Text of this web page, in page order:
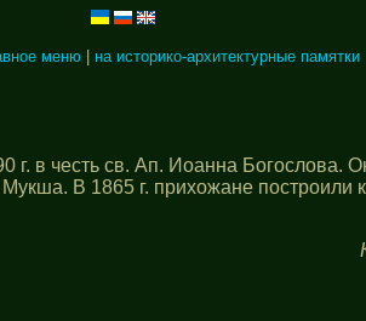
меню на историко-архитектурные памятки
г. в честь св. Ап. Иоанна
В 1865 г. прихожане построили